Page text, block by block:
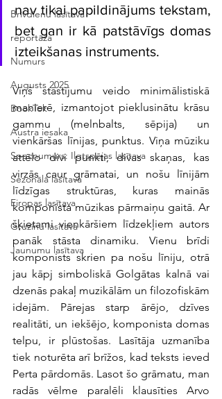
Brīvdienu lasītava
reportāža
Numurs
Augusts 2025
BookTok
Austra iesaka
Specnumurs: Ilgtspējas lasītava
Sezonālā lasītava
Eiropas lasītava
Gruzīnu lasītava
Jaunumu lasītava
nav tikai papildinājums tekstam,
bet gan ir kā patstāvīgs domas
izteikšanas instruments.
Viņš stāstījumu veido minimālistiskā
manierē, izmantojot pieklusinātu krāsu
gammu (melnbalts, sēpija) un
vienkāršas līnijas, punktus. Viņa mūziku
attēlo divi punkti, divas skaņas, kas
virzās caur grāmatai, un nošu līnijām
līdzīgas struktūras, kuras mainās
komponista mūzikas pārmaiņu gaitā. Ar
šķietami vienkāršiem līdzekļiem autors
panāk stāsta dinamiku. Vienu brīdi
komponists skrien pa nošu līniju, otrā
jau kāpj simboliskā Golgātas kalnā vai
dzenās pakaļ muzikālām un filozofiskām
idejām. Pārejas starp ārējo, dzīves
realitāti, un iekšējo, komponista domas
telpu, ir plūstošas. Lasītāja uzmanība
tiek noturēta arī brīžos, kad teksts ieved
Perta pārdomās. Lasot šo grāmatu, man
radās vēlme paralēli klausīties Arvo